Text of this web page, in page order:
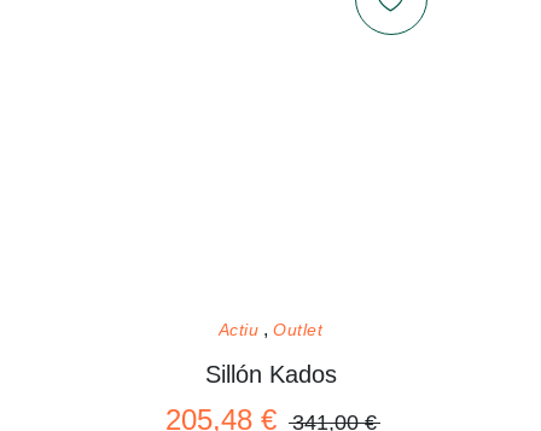
Actiu Outlet
Sillón Kados
205,48 € 341,00 €